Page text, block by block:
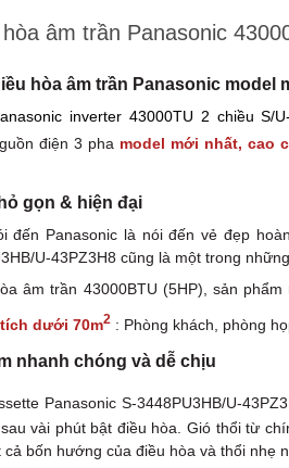
âm trần Panasonic
hòa âm trần Panasonic model
inverter 43000TU 2 chiều S/
điện 3 pha model mới nhất, cao
gọn & hiện đại
đến Panasonic là nói đến vẻ đẹp
U-43PZ3H8 cũng là một trong
âm trần 43000BTU (5HP), sản
dưới 70m2: Phòng khách, phòng
nhanh chóng và dễ chịu
Panasonic S-3448PU3HB/U-
vài phút bật điều hòa. Gió thổi từ
bốn hướng của điều hòa và thổi nhẹ